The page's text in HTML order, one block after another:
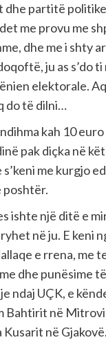
partitë
me provu me
dhe me i shty
ju as s’do
elektorale.
do të dilni…
kah 10
pak diçka në
me kurgjo
poshtër.
ishte një ditë e
në ju. E keni
e rrena, me
dhe punësime
ndaj UÇK, e
Bahtirit në
Kusarit në